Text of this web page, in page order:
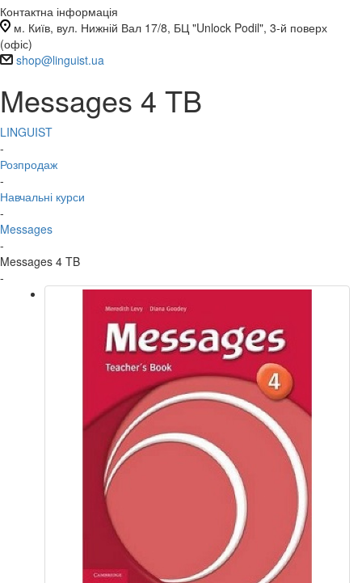
Контактна інформація
м. Київ, вул. Нижній Вал 17/8, БЦ "Unlock Podil", 3-й поверх
(офіс)
shop@linguist.ua
Messages 4 TB
LINGUIST
-
Розпродаж
-
Навчальні курси
-
Messages
-
Messages 4 TB
-